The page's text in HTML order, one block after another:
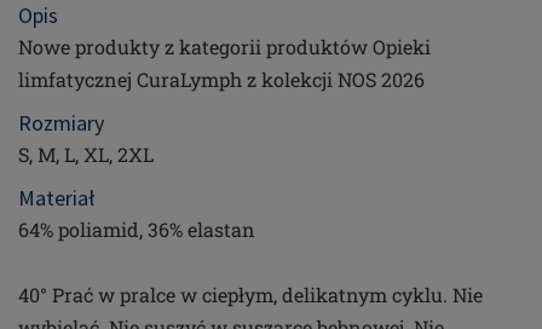
Opis
Nowe produkty z kategorii produktów Opieki
limfatycznej CuraLymph z kolekcji NOS 2026
Rozmiary
S, M, L, XL, 2XL
Materiał
64% poliamid, 36% elastan
40° Prać w pralce w ciepłym, delikatnym cyklu. Nie